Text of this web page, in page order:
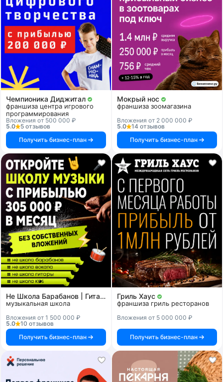
Чемпионика Диджитал
франшиза центра игрового
программирования
Вложения от 500 000 ₽
5.0
5 отзывов
Получить бизнес-план
Мокрый нос
франшиза зоомагазина
Вложения от 2 000 000 ₽
5.0
14 отзывов
Получить бизнес-план
Не Школа Барабанов | Гитары | Вокала | KIDS
музыкальная школа
Вложения от 1 500 000 ₽
5.0
10 отзывов
Получить бизнес-план
Гриль Хаус
франшиза гриль ресторанов
Вложения от 5 000 000 ₽
Получить бизнес-план